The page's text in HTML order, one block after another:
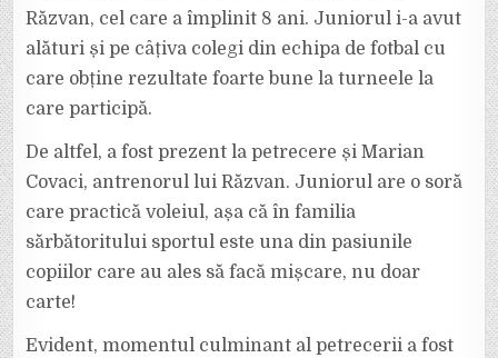
A
ÎMPLINIT
8
ANI.
Răzvan, cel care a împlinit 8 ani. Juniorul i-a avut
alături și pe câțiva colegi din echipa de fotbal cu
care obține rezultate foarte bune la turneele la
care participă.
De altfel, a fost prezent la petrecere și Marian
Covaci, antrenorul lui Răzvan. Juniorul are o soră
care practică voleiul, așa că în familia
sărbătoritului sportul este una din pasiunile
copiilor care au ales să facă mișcare, nu doar
carte!
Evident, momentul culminant al petrecerii a fost